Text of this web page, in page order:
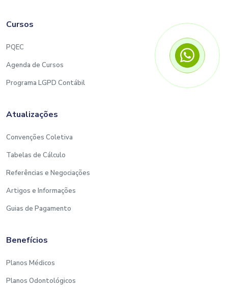
Cursos
PQEC
Agenda de Cursos
Programa LGPD Contábil
Atualizações
Convenções Coletiva
Tabelas de Cálculo
Referências e Negociações
Artigos e Informações
Guias de Pagamento
Benefícios
Planos Médicos
Planos Odontológicos